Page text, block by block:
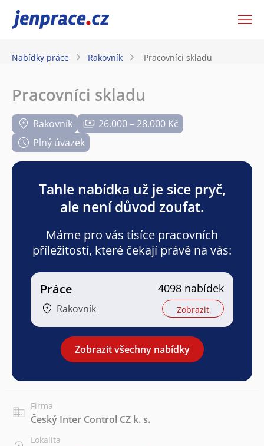
JenPráce.cz
Nabídky práce Rakovník Pracovníci skladu
Pracovníci skladu
Rakovník
26.000 – 28.000 Kč
Plný úvazek
Tahle nabídka už je sice pryč,
ale není důvod zoufat.
Máme pro vás tisíce pracovních
příležitostí, které čekají právě na vás:
Práce
Rakovník
4098 nabídek
Zobrazit
Zobrazit všechny nabídky
Firma
Český Inter Control CZ k. s.
Lokalita